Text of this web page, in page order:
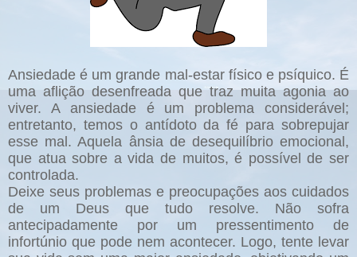
Ansiedade é um grande mal-estar físico e psíquico. É
uma aflição desenfreada que traz muita agonia ao
viver. A ansiedade é um problema considerável;
entretanto, temos o antídoto da fé para sobrepujar
esse mal. Aquela ânsia de desequilíbrio emocional,
que atua sobre a vida de muitos, é possível de ser
controlada.
Deixe seus problemas e preocupações aos cuidados
de um Deus que tudo resolve. Não sofra
antecipadamente por um pressentimento de
infortúnio que pode nem acontecer. Logo, tente levar